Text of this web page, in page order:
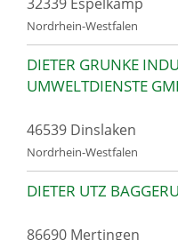
Nordrhein-Westfalen
DIETER GRUNKE
UMWELTDIENSTE
46539 Dinslaken
Nordrhein-Westfalen
DIETER UTZ
86690 Mertingen